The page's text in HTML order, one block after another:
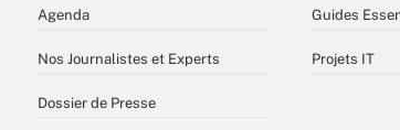
Agenda
Nos Journalistes et Experts
Dossier de Presse
Guides
Projets IT